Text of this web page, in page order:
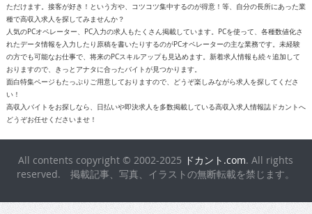
ただけます。接客が好き！という方や、コツコツ集中するのが得意！等、自分の長所にあった業
種で高収入求人を探してみませんか？
人気のPCオペレーター、PC入力の求人もたくさん掲載しています。PCを使って、各種数値化さ
れたデータ情報を入力したり原稿を書いたりするのがPCオペレーターの主な業務です。未経験
の方でも可能なお仕事で、将来のPCスキルアップも見込めます。新着求人情報も続々追加して
おりますので、きっとアナタに合ったバイトが見つかります。
面白特集ページもたっぷりご用意しておりますので、どうぞ楽しみながら求人を探してくださ
い！
高収入バイトをお探しなら、日払いや即決求人を多数掲載している高収入求人情報誌ドカントへ
どうぞお任せくださいませ！
All contents copyright © 2002-2025 ドカント.com. All rights
reserved. 掲載記事、写真、イラストの無断転載を禁じます。